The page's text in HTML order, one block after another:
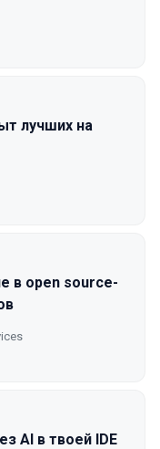
лучших на
в open source-
AI в твоей IDE